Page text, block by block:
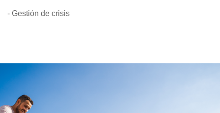
- Gestión de crisis